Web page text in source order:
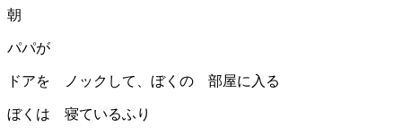
朝
パパが
ドアを ノックして、ぼくの 部屋に入る
ぼくは 寝ているふり